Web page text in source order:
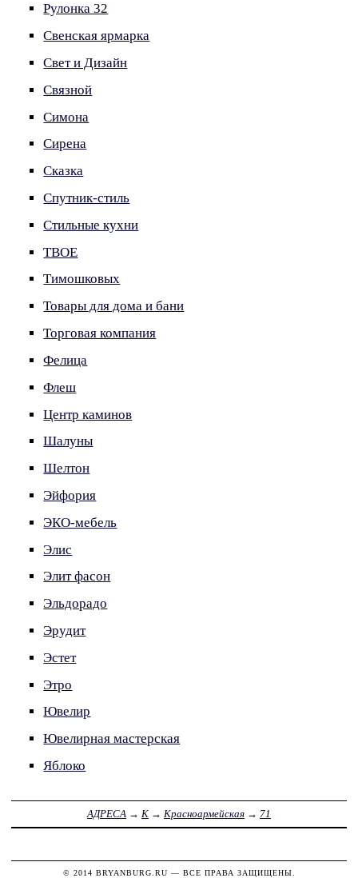
Рулонка 32
Свенская ярмарка
Свет и Дизайн
Связной
Симона
Сирена
Сказка
Спутник-стиль
Стильные кухни
ТВОЕ
Тимошковых
Товары для дома и бани
Торговая компания
Фелица
Флеш
Центр каминов
Шалуны
Шелтон
Эйфория
ЭКО-мебель
Элис
Элит фасон
Эльдорадо
Эрудит
Эстет
Этро
Ювелир
Ювелирная мастерская
Яблоко
АДРЕСА → К → Красноармейская → 71
© 2014 BRYANBURG.RU — ВСЕ ПРАВА ЗАЩИЩЕНЫ.